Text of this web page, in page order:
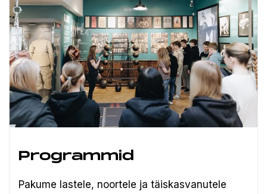
Programmid
Pakume lastele, noortele ja täiskasvanutele